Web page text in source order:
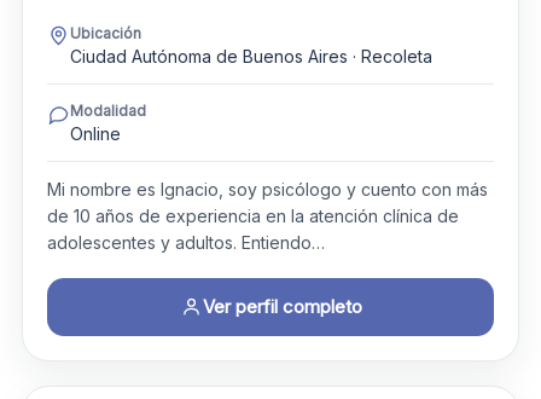
Ubicación
Ciudad Autónoma de Buenos Aires · Recoleta
Modalidad
Online
Mi nombre es Ignacio, soy psicólogo y cuento con más
de 10 años de experiencia en la atención clínica de
adolescentes y adultos. Entiendo…
Ver perfil completo